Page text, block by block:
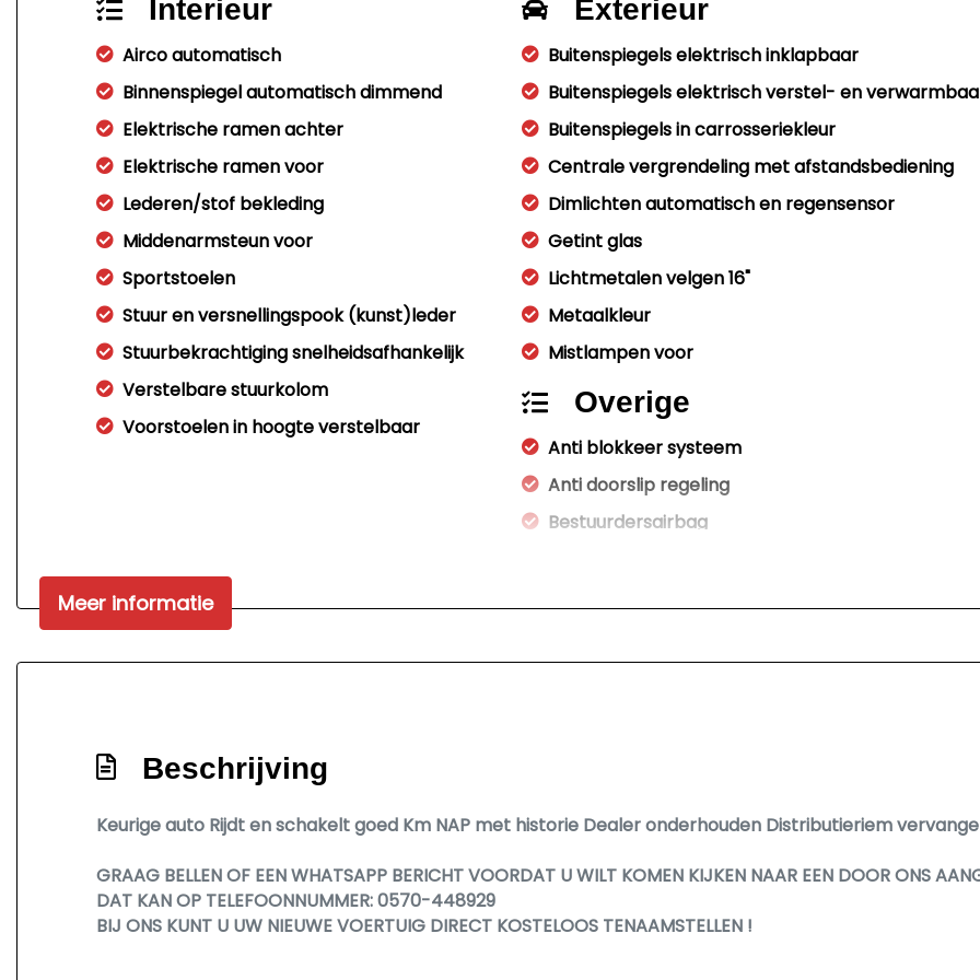
Interieur
Airco automatisch
Binnenspiegel automatisch dimmend
Elektrische ramen achter
Elektrische ramen voor
Lederen/stof bekleding
Middenarmsteun voor
Sportstoelen
Stuur en versnellingspook (kunst)leder
Stuurbekrachtiging snelheidsafhankelijk
Verstelbare stuurkolom
Voorstoelen in hoogte verstelbaar
Exterieur
Buitenspiegels elektrisch inklapbaar
Buitenspiegels elektrisch verstel- en
Buitenspiegels in carrosseriekleur
Centrale vergrendeling met afstandsbediening
Dimlichten automatisch en regensensor
Getint glas
Lichtmetalen velgen 16"
Metaalkleur
Mistlampen voor
Overige
Anti blokkeer systeem
Anti doorslip regeling
Bestuurdersairbag
Hoofd airbag(s) voor
Meer informatie
Beschrijving
Keurige auto Rijdt en schakelt goed Km NAP met historie Dealer onderhouden Distributieriem
GRAAG BELLEN OF EEN WHATSAPP BERICHT VOORDAT U WILT KOMEN KIJKEN NAAR EEN DOOR ONS
DAT KAN OP TELEFOONNUMMER: 0570-448929
BIJ ONS KUNT U UW NIEUWE VOERTUIG DIRECT KOSTELOOS TENAAMSTELLEN !